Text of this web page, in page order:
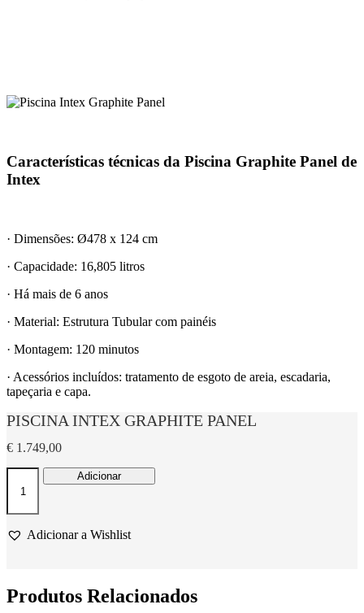
Características técnicas da Piscina Graphite Panel de
Intex
· Dimensões: Ø478 x 124 cm
· Capacidade: 16,805 litros
· Há mais de 6 anos
· Material: Estrutura Tubular com painéis
· Montagem: 120 minutos
· Acessórios incluídos: tratamento de esgoto de areia, escadaria,
tapeçaria e capa.
PISCINA INTEX GRAPHITE PANEL
€ 1.749,00
Quantidade
INTEX
GRAPHITE
Adicionar
Adicionar a Wishlist
Produtos Relacionados